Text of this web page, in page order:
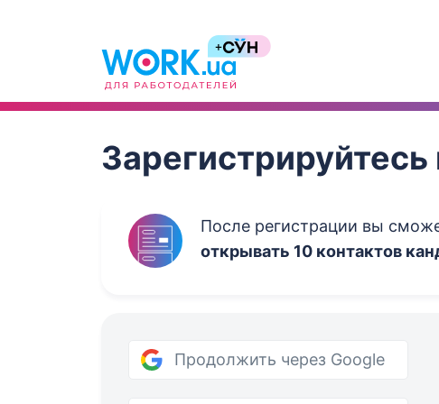
Work.ua
После регистрации вы
открывать 10 контактов
Продолжить через Google